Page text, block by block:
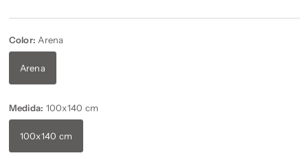
Color: Arena
Arena
Medida: 100x140 cm
100x140 cm